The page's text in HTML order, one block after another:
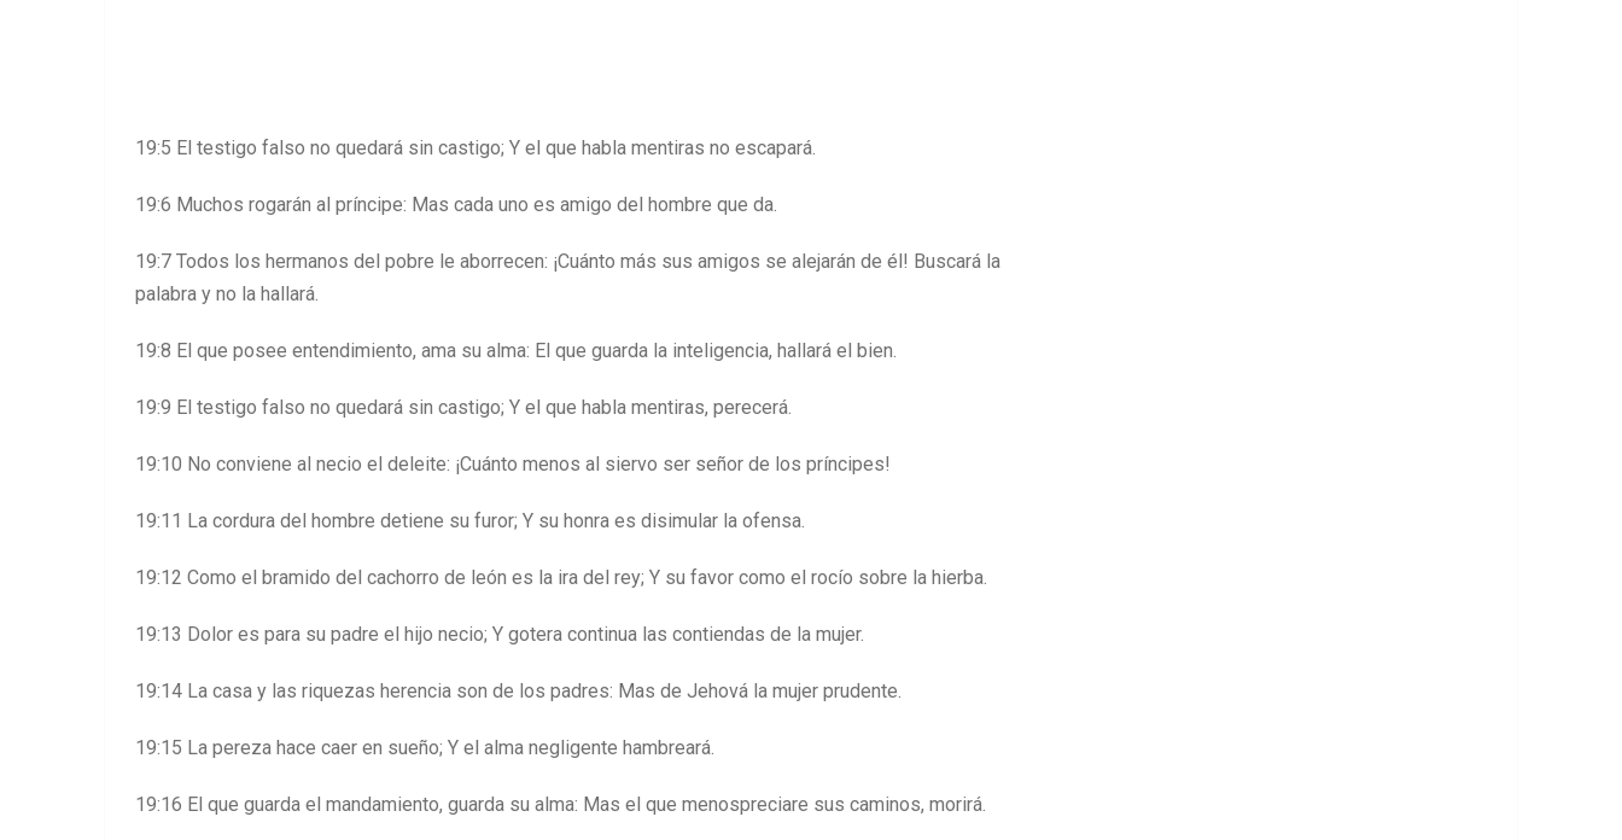
19:5 El testigo falso no quedará sin castigo; Y el que habla mentiras no escapará.
19:6 Muchos rogarán al príncipe: Mas cada uno es amigo del hombre que da.
19:7 Todos los hermanos del pobre le aborrecen: ¡Cuánto más sus amigos se alejarán de él! Buscará la
palabra y no la hallará.
19:8 El que posee entendimiento, ama su alma: El que guarda la inteligencia, hallará el bien.
19:9 El testigo falso no quedará sin castigo; Y el que habla mentiras, perecerá.
19:10 No conviene al necio el deleite: ¡Cuánto menos al siervo ser señor de los príncipes!
19:11 La cordura del hombre detiene su furor; Y su honra es disimular la ofensa.
19:12 Como el bramido del cachorro de león es la ira del rey; Y su favor como el rocío sobre la hierba.
19:13 Dolor es para su padre el hijo necio; Y gotera continua las contiendas de la mujer.
19:14 La casa y las riquezas herencia son de los padres: Mas de Jehová la mujer prudente.
19:15 La pereza hace caer en sueño; Y el alma negligente hambreará.
19:16 El que guarda el mandamiento, guarda su alma: Mas el que menospreciare sus caminos, morirá.